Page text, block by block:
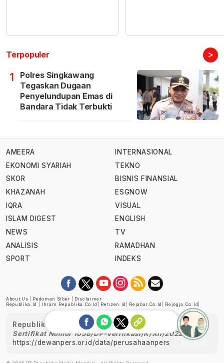
Terpopuler >
1
Polres Singkawang
Tegaskan Dugaan
Penyelundupan Emas di
Bandara Tidak Terbukti
AMEERA
EKONOMI SYARIAH
SKOR
KHAZANAH
IQRA
ISLAM DIGEST
NEWS
ANALISIS
SPORT
INTERNASIONAL
TEKNO
BISNIS FINANSIAL
ESGNOW
VISUAL
ENGLISH
TV
RAMADHAN
INDEKS
About Us Pedoman Siber
Disclaimer
Republika.id
Ihram.republika.co.id Retizen.id Rejabar.co.id Rejogja.co.id
Republika telah diverifikasi oleh Dewan Pers
Sertifikat Nomor 1058/DP-Verifikasi/K/XII/2022
https://dewanpers.or.id/data/perusahaanpers